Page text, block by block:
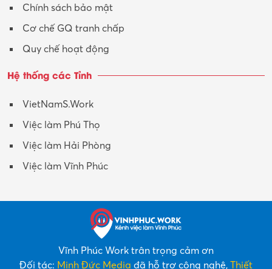
Y tế-Dược
Chính sách bảo mật
Cơ chế GQ tranh chấp
Quy chế hoạt động
Hệ thống các Tỉnh
VietNamS.Work
Việc làm Phú Thọ
Việc làm Hải Phòng
Việc làm Vĩnh Phúc
Vĩnh Phúc Work trân trọng cảm ơn
Đối tác: Minh Đức Media đã hỗ trợ công nghệ, Thiết